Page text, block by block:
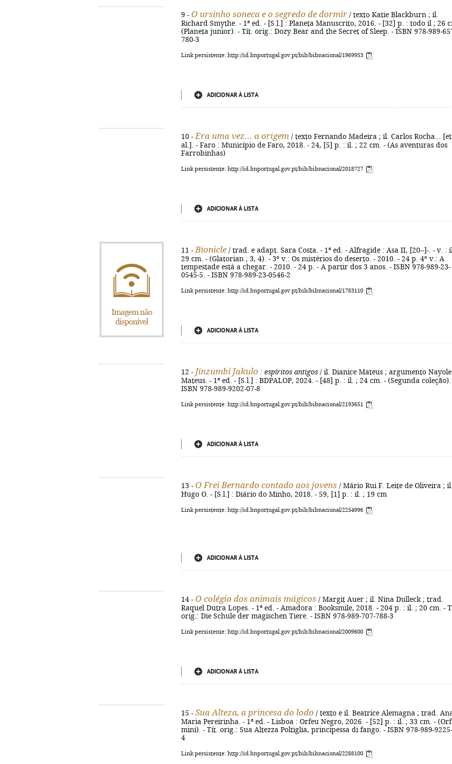
9 - O ursinho soneca e o segredo de dormir / texto Katie Blackburn ; il.
Richard Smythe. - 1ª ed. - [S.l.] : Planeta Manuscrito, 2016. - [32] p. : todo il ; 26
(Planeta junior). - Tít. orig.: Dozy Bear and the Secret of Sleep. - ISBN 978-989-
780-3
Link persistente: http://id.bnportugal.gov.pt/bib/bibnacional/1969953
ADICIONAR À LISTA
10 - Era uma vez... a origem / texto Fernando Madeira ; il. Carlos Rocha... [et
al.]. - Faro : Município de Faro, 2018. - 24, [5] p. : il. ; 22 cm. - (As aventuras dos
Farrobinhas)
Link persistente: http://id.bnportugal.gov.pt/bib/bibnacional/2018727
ADICIONAR À LISTA
11 - Bionicle / trad. e adapt. Sara Costa. - 1ª ed. - Alfragide : Asa II, [20--]-. - v. :
29 cm. - (Glatorian ; 3, 4). - 3º v.: Os mistérios do deserto. - 2010. - 24 p. 4º v.: A
tempestade está a chegar. - 2010. - 24 p. - A partir dos 3 anos. - ISBN 978-989-23-
0545-5. - ISBN 978-989-23-0546-2
Link persistente: http://id.bnportugal.gov.pt/bib/bibnacional/1783110
ADICIONAR À LISTA
12 - Jinzumbi Jakulo : espíritos antigos / il. Dianice Mateus ; argumento Nayole
Mateus. - 1ª ed. - [S.l.] : BDPALOP, 2024. - [48] p. : il. ; 24 cm. - (Segunda coleção).
ISBN 978-989-9202-07-8
Link persistente: http://id.bnportugal.gov.pt/bib/bibnacional/2193651
ADICIONAR À LISTA
13 - O Frei Bernardo contado aos jovens / Mário Rui F. Leite de Oliveira ; il.
Hugo O. - [S.l.] : Diário do Minho, 2018. - 59, [1] p. : il. ; 19 cm
Link persistente: http://id.bnportugal.gov.pt/bib/bibnacional/2254996
ADICIONAR À LISTA
14 - O colégio dos animais mágicos / Margit Auer ; il. Nina Dulleck ; trad.
Raquel Dutra Lopes. - 1ª ed. - Amadora : Booksmile, 2018. - 204 p. : il. ; 20 cm. -
orig.: Die Schule der magischen Tiere. - ISBN 978-989-707-788-3
Link persistente: http://id.bnportugal.gov.pt/bib/bibnacional/2009600
ADICIONAR À LISTA
15 - Sua Alteza, a princesa do lodo / texto e il. Beatrice Alemagna ; trad.
Maria Pereirinha. - 1ª ed. - Lisboa : Orfeu Negro, 2026. - [52] p. : il. ; 33 cm. -
mini). - Tít. orig.: Sua Altezza Poltiglia, principessa di fango. - ISBN 978-989-
4
Link persistente: http://id.bnportugal.gov.pt/bib/bibnacional/2288100